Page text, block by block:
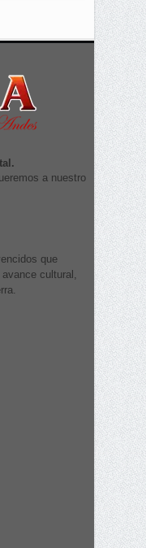
a nuestro
que
cultural,